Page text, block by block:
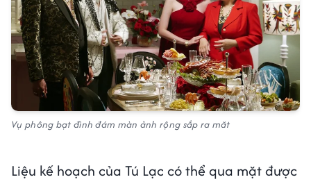
Vụ phông bạt đình đám màn ảnh rộng sắp ra măt
Liệu kế hoạch của Tú Lạc có thể qua mặt được